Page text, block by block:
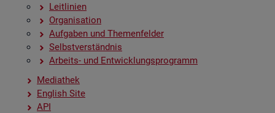
Leit­li­ni­en
Or­ga­ni­sa­ti­on
Auf­ga­ben und The­men­fel­der
Selbst­ver­ständ­nis
Ar­beits- und Ent­wick­lungs­pro­gramm
Me­dia­thek
English Site
API